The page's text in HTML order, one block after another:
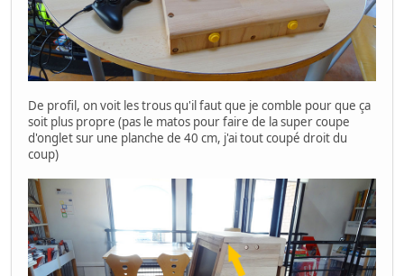
De profil, on voit les trous qu'il faut que je comble pour que ça
soit plus propre (pas le matos pour faire de la super coupe
d'onglet sur une planche de 40 cm, j'ai tout coupé droit du
coup)